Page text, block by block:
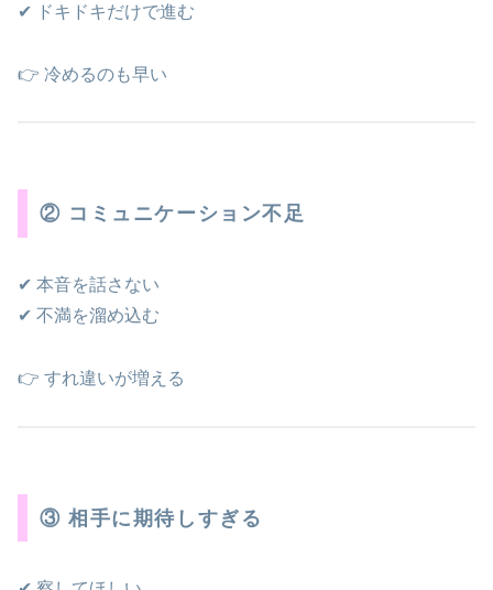
✔ ドキドキだけで進む
👉 冷めるのも早い
② コミュニケーション不足
✔ 本音を話さない
✔ 不満を溜め込む
👉 すれ違いが増える
③ 相手に期待しすぎる